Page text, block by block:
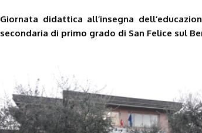
Giornata didattica all’insegna
secondaria di primo grado di San Felice sul